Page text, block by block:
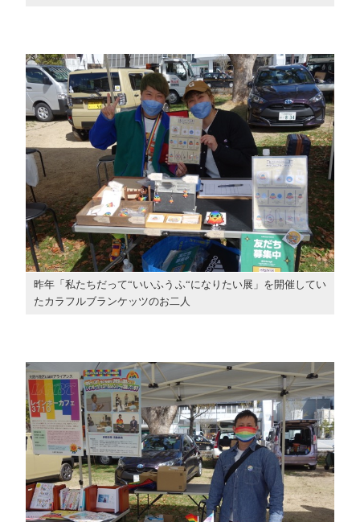
昨年「私たちだって“いいふうふ“になりたい展」を開催してい
たカラフルブランケッツのお二人